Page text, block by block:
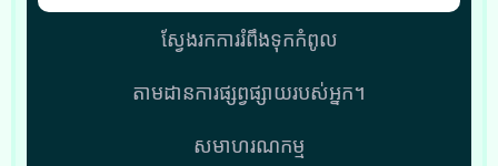
ស្វែងរកការរំពឹងទុកកំពូល
តាមដានការផ្សព្វផ្សាយរបស់អ្នក។
សមាហរណកម្ម